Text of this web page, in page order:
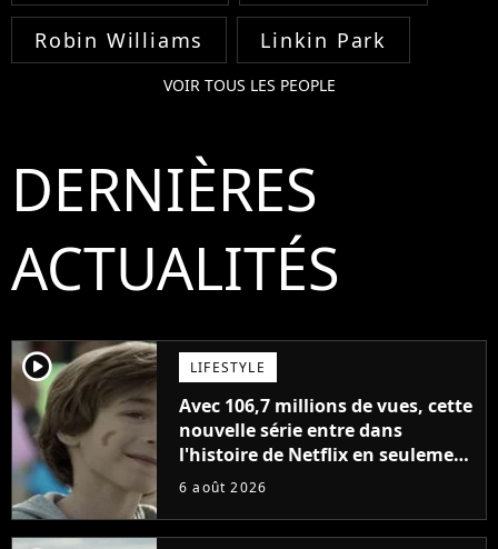
Robin Williams Linkin Park
VOIR TOUS LES PEOPLE
DERNIÈRES
ACTUALITÉS
player2 LIFESTYLE
Avec 106,7 millions de vues, cette
nouvelle série entre dans
l'histoire de Netflix en seulement
48 jours
6 août 2026